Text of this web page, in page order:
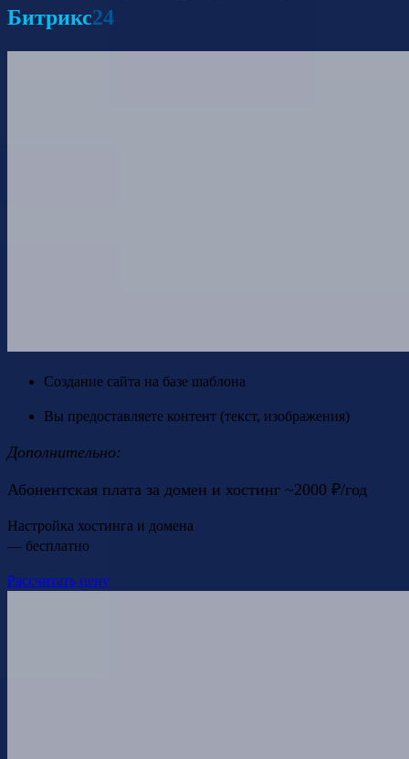
Битрикс24
Создание сайта на базе шаблона
Вы предоставляете контент (текст, изображения)
Дополнительно:
Абонентская плата за домен и хостинг ~2000 ₽/год
Настройка хостинга и домена
— бесплатно
Рассчитать цену